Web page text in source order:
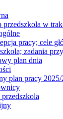
przedszkola w
pracy; cele
zadania
plan dnia
plan pracy